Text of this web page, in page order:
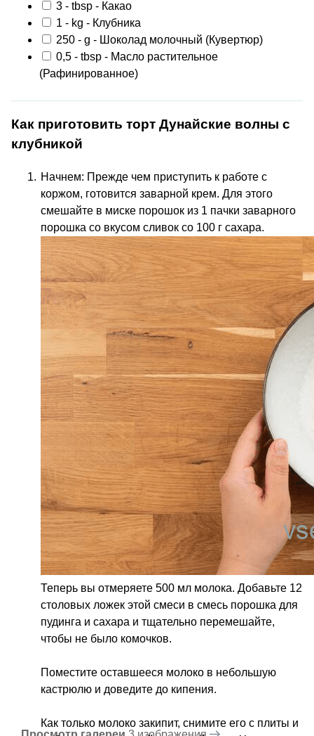
3 - tbsp - Какао
1 - kg - Клубника
250 - g - Шоколад молочный (Кувертюр)
0,5 - tbsp - Масло растительное
(Рафинированное)
Как приготовить торт Дунайские волны с
клубникой
Начнем: Прежде чем приступить к работе с
коржом, готовится заварной крем. Для этого
смешайте в миске порошок из 1 пачки заварного
порошка со вкусом сливок со 100 г сахара.
Теперь вы отмеряете 500 мл молока. Добавьте 12
столовых ложек этой смеси в смесь порошка для
пудинга и сахара и тщательно перемешайте,
чтобы не было комочков.
Поместите оставшееся молоко в небольшую
кастрюлю и доведите до кипения.
Как только молоко закипит, снимите его с плиты и